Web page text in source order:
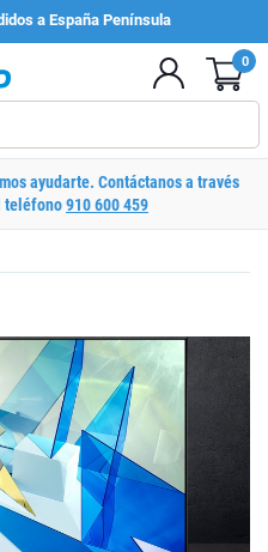
a España Península
0
ayudarte. Contáctanos a través
teléfono910 600 459